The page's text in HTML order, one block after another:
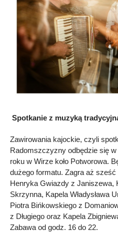
Spotkanie z muzyką
Zawirowania kajockie, czyli
Radomszczyzny odbędzie się
roku w Wirze koło Potworowa.
dużego formatu. Zagra aż
Henryka Gwiazdy z Janiszewa,
Skrzynna, Kapela Władysława
Piotra Bińkowskiego z
z Długiego oraz Kapela
Zabawa od godz. 16 do 22.